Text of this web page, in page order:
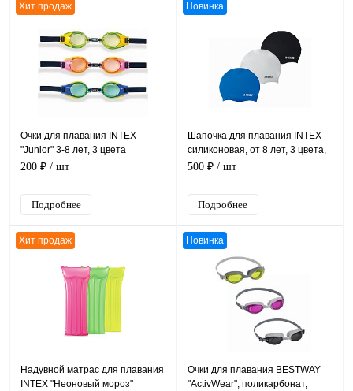
Хит продаж
Очки для плавания INTEX
"Junior" 3-8 лет, 3 цвета
200 ₽ / шт
Подробнее
Новинка
Шапочка для плавания INTEX
силиконовая, от 8 лет, 3 цвета,
уп.24
500 ₽ / шт
Подробнее
Хит продаж
Надувной матрас для плавания
INTEX "Неоновый мороз"
Новинка
Очки для плавания BESTWAY
"ActivWear", поликарбонат,